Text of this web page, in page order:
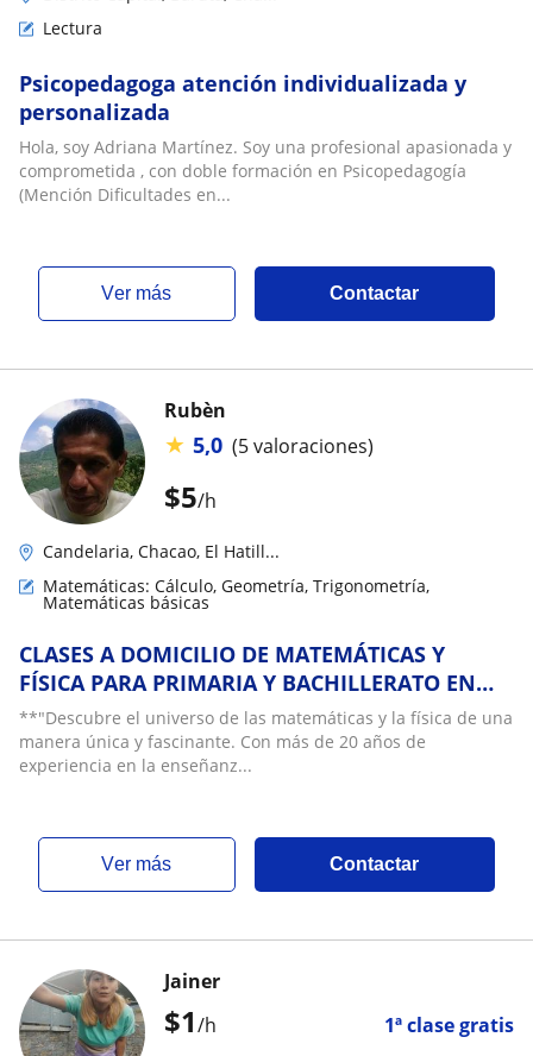
Lectura
Psicopedagoga atención individualizada y
personalizada
Hola, soy Adriana Martínez. Soy una profesional apasionada y
comprometida , con doble formación en Psicopedagogía
(Mención Dificultades en...
ver más Contactar
$5/h
Rubèn
★ 5,0 (5 valoraciones)
Candelaria, Chacao, El Hatill...
Matemáticas: Cálculo, Geometría, Trigonometría,
Matemáticas básicas
CLASES A DOMICILIO DE MATEMÁTICAS Y
FÍSICA PARA PRIMARIA Y BACHILLERATO EN
CARACAS
**"Descubre el universo de las matemáticas y la física de una
manera única y fascinante. Con más de 20 años de
experiencia en la enseñanz...
ver más Contactar
$1/h 1ª clase gratis
Jainer